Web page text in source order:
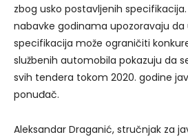
zbog usko postavljenih
nabavke godinama upozoravaju da
specifikacija može ograničiti
službenih automobila pokazuju da
svih tendera tokom 2020. godine
ponuđač.
Aleksandar Draganić, stručnjak za